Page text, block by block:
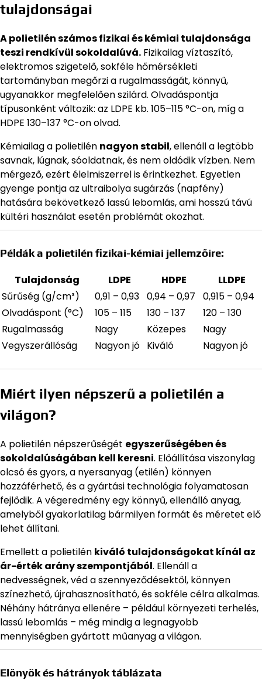
tulajdonságai
A polietilén számos fizikai és kémiai tulajdonsága
teszi rendkívül sokoldalúvá. Fizikailag víztaszító,
elektromos szigetelő, sokféle hőmérsékleti
tartományban megőrzi a rugalmasságát, könnyű,
ugyanakkor megfelelően szilárd. Olvadáspontja
típusonként változik: az LDPE kb. 105–115 °C-on, míg a
HDPE 130–137 °C-on olvad.
Kémiailag a polietilén nagyon stabil, ellenáll a legtöbb
savnak, lúgnak, sóoldatnak, és nem oldódik vízben. Nem
mérgező, ezért élelmiszerrel is érintkezhet. Egyetlen
gyenge pontja az ultraibolya sugárzás (napfény)
hatására bekövetkező lassú lebomlás, ami hosszú távú
kültéri használat esetén problémát okozhat.
Példák a polietilén fizikai-kémiai jellemzőire:
Tulajdonság LDPE HDPE
LLDPE
Sűrűség (g/cm³)
0,91 – 0,93 0,94 – 0,97
0,915 – 0,94
Olvadáspont (°C)
105 – 115 130 – 137
120 – 130
Rugalmasság
Nagy Közepes
Nagy
Vegyszerállóság
Nagyon jó Kiváló Nagyon jó
Miért ilyen népszerű a polietilén a
világon?
A polietilén népszerűségét egyszerűségében és
sokoldalúságában kell keresni. Előállítása viszonylag
olcsó és gyors, a nyersanyag (etilén) könnyen
hozzáférhető, és a gyártási technológia folyamatosan
fejlődik. A végeredmény egy könnyű, ellenálló anyag,
amelyből gyakorlatilag bármilyen formát és méretet elő
lehet állítani.
Emellett a polietilén kiváló tulajdonságokat kínál az
ár-érték arány szempontjából. Ellenáll a
nedvességnek, véd a szennyeződésektől, könnyen
színezhető, újrahasznosítható, és sokféle célra alkalmas.
Néhány hátránya ellenére – például környezeti terhelés,
lassú lebomlás – még mindig a legnagyobb
mennyiségben gyártott műanyag a világon.
Előnyök és hátrányok táblázata